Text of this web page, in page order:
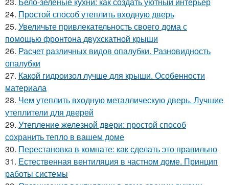
24. Простой способ утеплить входную дверь
25. Увеличьте привлекательность своего дома с
помощью фронтона двухскатной крыши
26. Расчет различных видов опалубки. Разновидность
опалубки
27. Какой гидроизол лучше для крыши. Особенности
материала
28. Чем утеплить входную металлическую дверь. Лучшие
утеплители для дверей
29. Утепление железной двери: простой способ
сохранить тепло в вашем доме
30. Перестановка в комнате: как сделать это правильно
31. Естественная вентиляция в частном доме. Принцип
работы системы